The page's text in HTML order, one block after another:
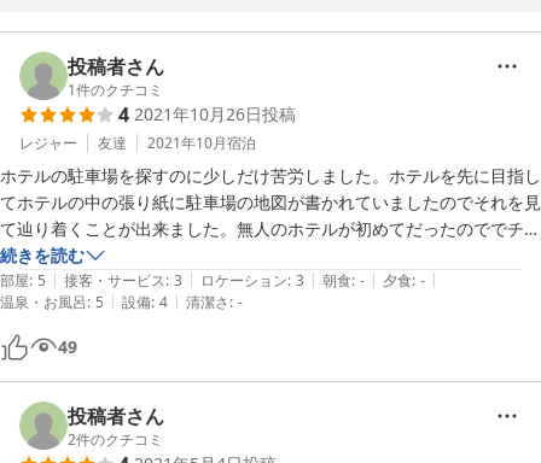
非常にご満足頂けたとのお言葉を頂戴し、大変光栄でございます。
お子様とのお時間、大人だけのお時間、どちらも満喫して頂けたご
様子で嬉しく存じます。
これからもお客様にご満足頂けますようスタッフ一同精進してまい
りますので、また機会がございます際には是非お立ち寄りください
ませ。
また近い将来お客様をお出迎えできますことを心より願っておりま
す。
ご投稿ありがとうございました。
2022-10-24
投稿者さん
1件のクチコミ
4 2021年10月26日投稿
レジャー 友達 2021年10月宿泊
ホテルの駐車場を探すのに少しだけ苦労しました。ホテルを先に目指し
てホテルの中の張り紙に駐車場の地図が書かれていましたのでそれを見
て辿り着くことが出来ました。無人のホテルが初めてだったのででチェ
ックインも少し難しかったです（笑）お部屋は綺麗でベッドが3つあっ
て、女子3人で泊まるには最高のホテルでした！洗面台も二つあり、お
家のようにのんびり過ごすことができました。また来たいと思いました
が、一つだけ気になったのはバスタオルに黒い汚れのようなものが付い
ていて、拭いた後に気付いて少しブルーになりました。ホテル自体は快
適で良かったです！
続きを読む
部屋: 5 | 接客・サービス: 3 | ロケーション: 3 | 朝食: - | 夕食: - |
温泉・お風呂: 5 | 設備: 4 | 清潔さ: -
49
投稿者さん
2件のクチコミ